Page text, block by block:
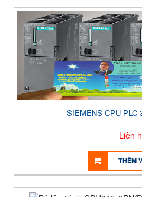
SIEMENS CPU PLC
Liên
THÊM